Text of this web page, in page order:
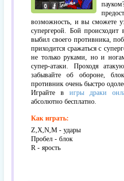
возможность, и вы сможете
супергерой. Бой происходит
выбил своего противника,
приходится сражаться с
не только руками, но и
супер-атаки. Проходя
забывайте об обороне,
противник очень быстро
Играйте в игры драки
абсолютно бесплатно.
Как играть:
Z,X,N,M - удары
Пробел - блок
R - ярость